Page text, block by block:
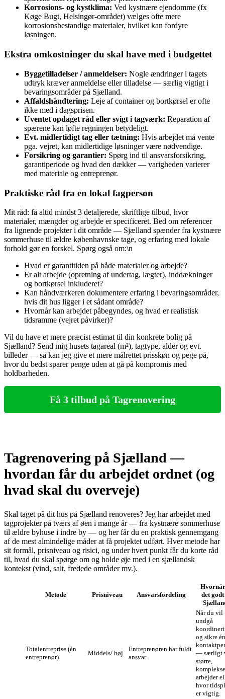
Korrosions- og kystklima: Ved kystnære ejendomme (fx
Køge Bugt, Helsingør-området) vælges ofte mere
korrosionsbestandige materialer, hvilket kan fordyre
løsningen.
Ekstra omkostninger du skal have med i budgettet
Byggetilladelser / anmeldelser: Nogle ændringer i tagets
udtryk kræver anmeldelse eller tilladelse — særlig vigtigt i
bevaringsområder på Sjælland.
Affaldshåndtering: Leje af container og bortkørsel er ofte
ikke med i dagsprisen.
Uventet opdaget råd eller svigt i tagværk: Reparation af
spærene kan løfte regningen betydeligt.
Evt. midlertidigt tag eller tætning: Hvis arbejdet må vente
pga. vejret, kan midlertidige løsninger være nødvendige.
Forsikring og garantier: Spørg ind til ansvarsforsikring,
garantiperiode og hvad den dækker — varigheden varierer
med materiale og entreprenør.
Praktiske råd fra en lokal fagperson
Mit råd: få altid mindst 3 detaljerede, skriftlige tilbud, hvor
materialer, mængder og arbejde er specificeret. Bed om referencer
fra lignende projekter i dit område — Sjælland spænder fra kystnære
sommerhuse til ældre københavnske tage, og erfaring med lokale
forhold gør en forskel. Spørg også om:\n
Hvad er garantitiden på både materialer og arbejde?
Er alt arbejde (opretning af undertag, lægter), inddækninger
og bortkørsel inkluderet?
Kan håndværkeren dokumentere erfaring i bevaringsområder,
hvis dit hus ligger i et sådant område?
Hvornår kan arbejdet påbegyndes, og hvad er realistisk
tidsramme (vejret påvirker)?
Vil du have et mere præcist estimat til din konkrete bolig på
Sjælland? Send mig husets tagareal (m²), tagtype, alder og evt.
billeder — så kan jeg give et mere målrettet prisskøn og pege på,
hvor du bedst sparer penge uden at gå på kompromis med
holdbarheden.
Få 3 tilbud på Tagrenovering
Tagrenovering på Sjælland —
hvordan får du arbejdet ordnet (og
hvad skal du overveje)
Skal taget på dit hus på Sjælland renoveres? Jeg har arbejdet med
tagprojekter på tværs af øen i mange år — fra kystnære sommerhuse
til ældre byhuse i indre by — og her får du en praktisk gennemgang
af de mest almindelige måder at få projektet udført. Hver metode har
sit formål, prisniveau og risici, og under hvert punkt får du korte råd
til, hvad du skal spørge om og holde øje med i en sjællandsk
kontekst (vind, salt, fredede områder mv.).
Metode Prisniveau Ansvarsfordeling
det godt
Totalentreprise (én
entreprenør)
Middels/ høj
Entreprenøren har fuldt
ansvar
Når du vil
undgå
og sikre én
— særligt
større,
komplekse
arbejder
hvor
er vigtig.